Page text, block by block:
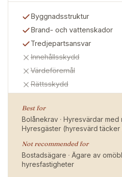
Byggnadsstruktur
Brand- och vattenskador
Tredjepartsansvar
Innehållsskydd
Värdeföremål
Rättsskydd
Best for
Bolånekrav · Hyresvärdar med
Hyresgäster (hyresvärd
Not recommended for
Bostadsägare · Ägare av
hyresfastigheter